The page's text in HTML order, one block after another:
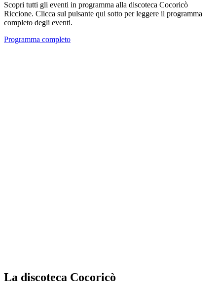
Scopri tutti gli eventi in programma alla discoteca Cocoricò
Riccione. Clicca sul pulsante qui sotto per leggere il programma
completo degli eventi.
Programma completo
La discoteca Cocoricò